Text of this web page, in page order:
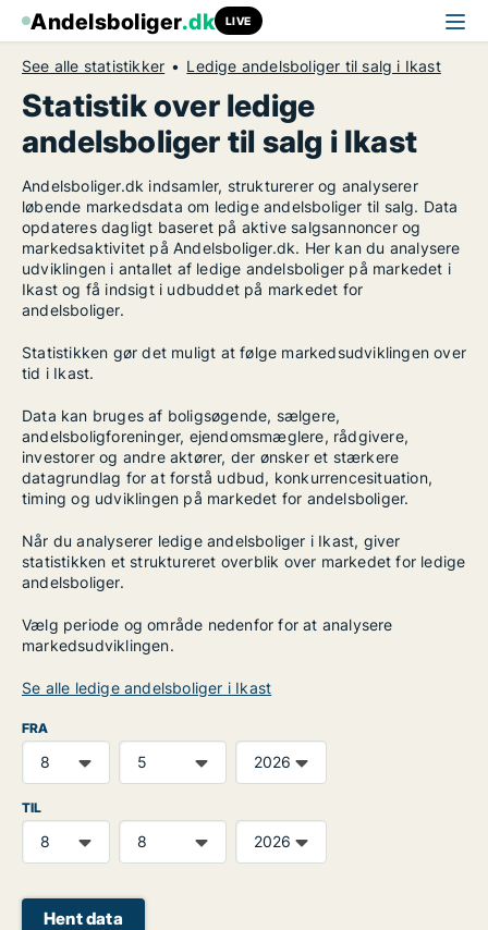
Andelsboliger.dk LIVE
See alle statistikker Ledige andelsboliger til salg i Ikast
Statistik over ledige
andelsboliger til salg i Ikast
Andelsboliger.dk indsamler, strukturerer og analyserer
løbende markedsdata om ledige andelsboliger til salg. Data
opdateres dagligt baseret på aktive salgsannoncer og
markedsaktivitet på Andelsboliger.dk. Her kan du analysere
udviklingen i antallet af ledige andelsboliger på markedet i
Ikast og få indsigt i udbuddet på markedet for
andelsboliger.
Statistikken gør det muligt at følge markedsudviklingen over
tid i Ikast.
Data kan bruges af boligsøgende, sælgere,
andelsboligforeninger, ejendomsmæglere, rådgivere,
investorer og andre aktører, der ønsker et stærkere
datagrundlag for at forstå udbud, konkurrencesituation,
timing og udviklingen på markedet for andelsboliger.
Når du analyserer ledige andelsboliger i Ikast, giver
statistikken et struktureret overblik over markedet for ledige
andelsboliger.
Vælg periode og område nedenfor for at analysere
markedsudviklingen.
Se alle ledige andelsboliger i Ikast
FRA
TIL
Hent data